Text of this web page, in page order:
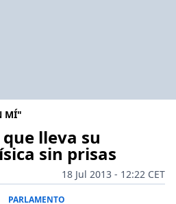
MÍ"
lleva su
sin prisas
18 Jul 2013 - 12:22 CET
PARLAMENTO